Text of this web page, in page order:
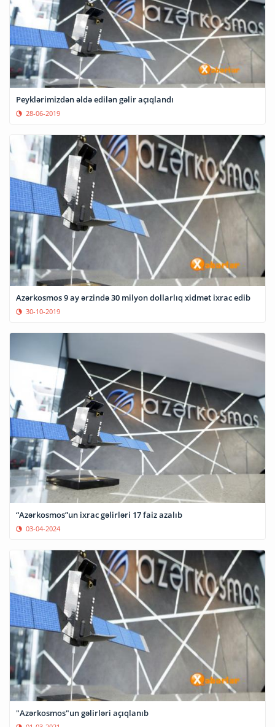
Peyklərimizdən əldə edilən gəlir açıqlandı
28-06-2019
Azərkosmos 9 ay ərzində 30 milyon dollarlıq xidmət ixrac edib
30-10-2019
“Azərkosmos”un ixrac gəlirləri 17 faiz azalıb
03-04-2024
"Azərkosmos"un gəlirləri açıqlanıb